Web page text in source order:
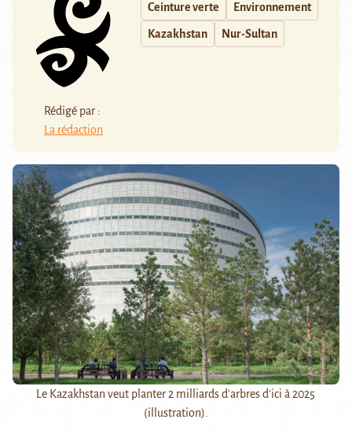
Rédigé par :
La rédaction
Ceinture verte Environnement
Kazakhstan Nur-Sultan
Le Kazakhstan veut planter 2 milliards d'arbres d'ici à 2025
(illustration).